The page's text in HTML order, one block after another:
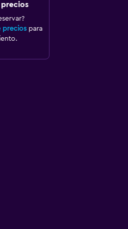
preciospara